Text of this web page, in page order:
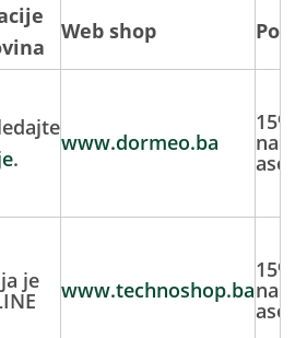
Web shop
.
www.dormeo.ba
15%
na
je www.technoshop.ba
15%
na